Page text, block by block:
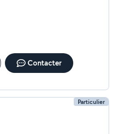
Contacter
Particulier